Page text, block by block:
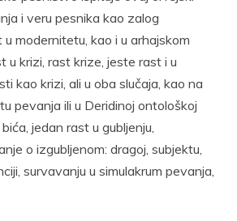
i veru pesnika kao zalog
modernitetu, kao i u arhajskom
u krizi, rast krize, jeste rast i u
kao krizi, ali u oba slučaja, kao na
pevanja ili u Deridinoj ontološkoj
jedan rast u gubljenju,
o izgubljenom: dragoj, subjektu,
survavanju u simulakrum pevanja,